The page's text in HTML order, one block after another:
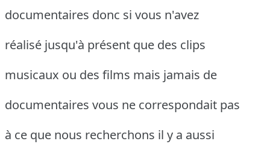
documentaires donc si vous n'avez
réalisé jusqu'à présent que des clips
musicaux ou des films mais jamais de
documentaires vous ne correspondait pas
à ce que nous recherchons il y a aussi